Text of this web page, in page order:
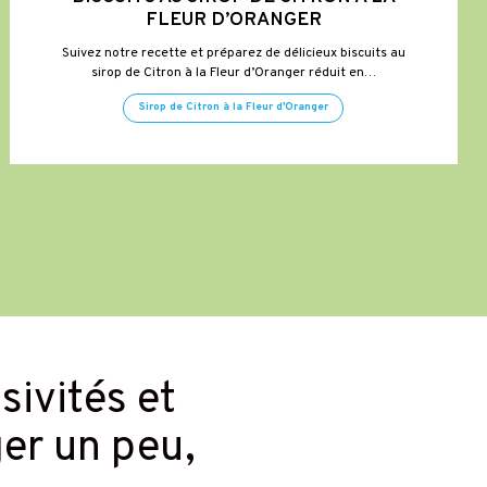
FLEUR D’ORANGER
Suivez notre recette et préparez de délicieux biscuits au
sirop de Citron à la Fleur d’Oranger réduit en…
Sirop de Citron à la Fleur d'Oranger
et
un peu,